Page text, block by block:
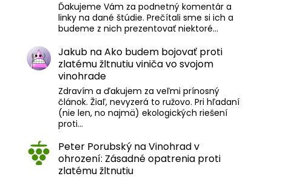
Ďakujeme Vám za podnetný komentár a
linky na dané štúdie. Prečítali sme si ich a
budeme z nich prezentovať niektoré…
Jakub naAko budem bojovať proti
zlatému žltnutiu viniča vo svojom
vinohrade
Zdravím a ďakujem za veľmi prínosný
článok. Žiaľ, nevyzerá to ružovo. Pri hľadaní
(nie len, no najmä) ekologických riešení
proti…
Peter Porubský naVinohrad v
ohrození: Zásadné opatrenia proti
zlatému žltnutiu